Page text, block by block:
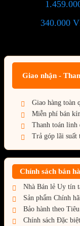
340.000
Giao nhận -
Giao hàng toàn
Miễn phí bán
Thanh toán linh
Trả góp lãi suất
Chính sách bán
Nhà Bán lẻ Uy tín
Sản phẩm Chính
Bảo hành theo
Chính sách Đặc